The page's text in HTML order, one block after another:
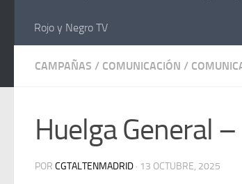
Rojo y Negro TV
CAMPAÑAS / COMUNICACIÓN /
Huelga General
POR CGTALTENMADRID · 13 OCTUBRE, 2025